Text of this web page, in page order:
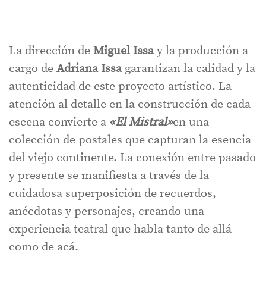
La dirección de Miguel Issay la producción a
cargo de Adriana Issagarantizan la calidad y la
autenticidad de este proyecto artístico. La
atención al detalle en la construcción de cada
escena convierte a «El Mistral»en una
colección de postales que capturan la esencia
del viejo continente. La conexión entre pasado
y presente se manifiesta a través de la
cuidadosa superposición de recuerdos,
anécdotas y personajes, creando una
experiencia teatral que habla tanto de allá
como de acá.